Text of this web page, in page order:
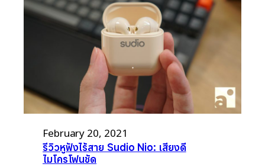
February 20, 2021
รีวิวหูฟังไร้สาย Sudio Nio: เสียงดี
ไมโครโฟนชัด